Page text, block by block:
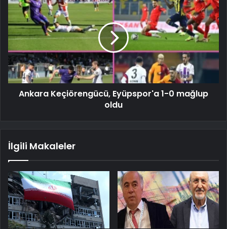
Ankara Keçiörengücü, Eyüpspor'a 1-0 mağlup
oldu
İlgili Makaleler